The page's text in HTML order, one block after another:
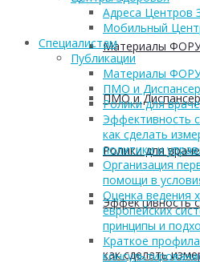
Материалы
ПМО и
Ролики для
Эффективность
как сделать
Адреса Центров
Мобильный
Cпециалистам
Публикации
Материалы
ПМО и
Ролики для
Эффективность
как сделать
политики и
Организация
помощи в
Оценка ведения
европейских
принципы и
Краткое